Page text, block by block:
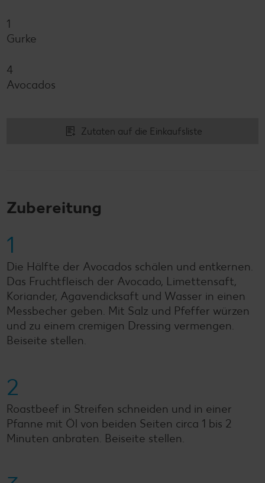
1
Gurke
4
Avocados
Zutaten auf die Einkaufsliste
Zubereitung
1
Die Hälfte der Avocados schälen und entkernen.
Das Fruchtfleisch der Avocado, Limettensaft,
Koriander, Agavendicksaft und Wasser in einen
Messbecher geben. Mit Salz und Pfeffer würzen
und zu einem cremigen Dressing vermengen.
Beiseite stellen.
2
Roastbeef in Streifen schneiden und in einer
Pfanne mit Öl von beiden Seiten circa 1 bis 2
Minuten anbraten. Beiseite stellen.